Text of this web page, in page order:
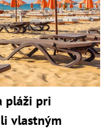
pláži pri
vlastným